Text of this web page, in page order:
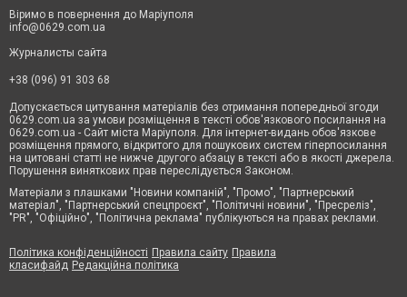
Віримо в повернення до Маріуполя
info@0629.com.ua
Журналисты сайта
+38 (096) 91 303 68
Допускається цитування матеріалів без отримання попередньої згоди
0629.com.ua за умови розміщення в тексті обов'язкового посилання на
0629.com.ua - Сайт міста Маріуполя. Для інтернет-видань обов'язкове
розміщення прямого, відкритого для пошукових систем гіперпосилання
на цитовані статті не нижче другого абзацу в тексті або в якості джерела.
Порушення виняткових прав переслідується Законом.
Матеріали з плашками "Новини компаній", "Промо", "Партнерський
матеріал", "Партнерський спецпроєкт", "Політичні новини", "Пресреліз",
"PR", "Офіційно", "Політична реклама" публікуються на правах реклами.
Політика конфіденційності Правила сайту Правила
класифайд Редакційна політика